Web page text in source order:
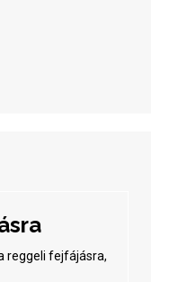
reggeli fejfájásra,